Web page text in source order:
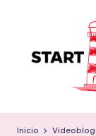
contenido
Inicio Videoblog